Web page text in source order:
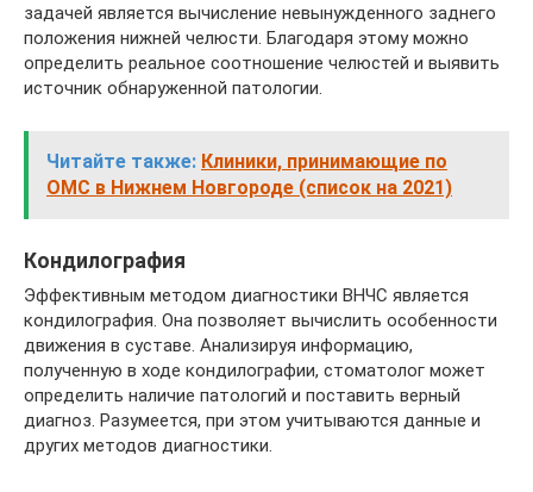
задачей является вычисление невынужденного заднего
положения нижней челюсти. Благодаря этому можно
определить реальное соотношение челюстей и выявить
источник обнаруженной патологии.
Читайте также: Клиники, принимающие по
ОМС в Нижнем Новгороде (список на 2021)
Кондилография
Эффективным методом диагностики ВНЧС является
кондилография. Она позволяет вычислить особенности
движения в суставе. Анализируя информацию,
полученную в ходе кондилографии, стоматолог может
определить наличие патологий и поставить верный
диагноз. Разумеется, при этом учитываются данные и
других методов диагностики.